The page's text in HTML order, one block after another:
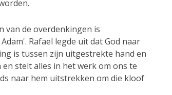
van de overdenkingen is
Rafael legde uit dat God naar
is tussen zijn uitgestrekte hand en
en stelt alles in het werk om ons te
naar hem uitstrekken om die kloof